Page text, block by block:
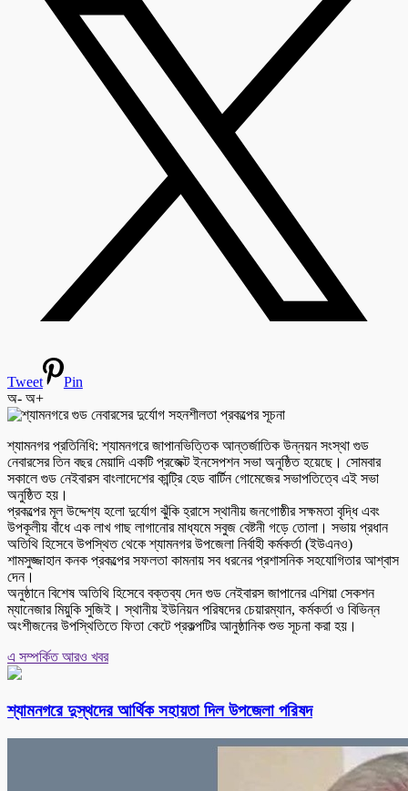
Tweet
Pin
অ- অ+
শ্যামনগর প্রতিনিধি: শ্যামনগরে জাপানভিত্তিক আন্তর্জাতিক উন্নয়ন সংস্থা গুড
নেবারসের তিন বছর মেয়াদি একটি প্রজেক্ট ইনসেপশন সভা অনুষ্ঠিত হয়েছে। সোমবার
সকালে গুড নেইবারস বাংলাদেশের কান্ট্রি হেড বার্টিন গোমেজের সভাপতিত্বে এই সভা
অনুষ্ঠিত হয়।
প্রকল্পের মূল উদ্দেশ্য হলো দুর্যোগ ঝুঁকি হ্রাসে স্থানীয় জনগোষ্ঠীর সক্ষমতা বৃদ্ধি এবং
উপকূলীয় বাঁধে এক লাখ গাছ লাগানোর মাধ্যমে সবুজ বেষ্টনী গড়ে তোলা। সভায় প্রধান
অতিথি হিসেবে উপস্থিত থেকে শ্যামনগর উপজেলা নির্বাহী কর্মকর্তা (ইউএনও)
শামসুজ্জাহান কনক প্রকল্পের সফলতা কামনায় সব ধরনের প্রশাসনিক সহযোগিতার আশ্বাস
দেন।
অনুষ্ঠানে বিশেষ অতিথি হিসেবে বক্তব্য দেন গুড নেইবারস জাপানের এশিয়া সেকশন
ম্যানেজার মিয়ুকি সুজিই। স্থানীয় ইউনিয়ন পরিষদের চেয়ারম্যান, কর্মকর্তা ও বিভিন্ন
অংশীজনের উপস্থিতিতে ফিতা কেটে প্রকল্পটির আনুষ্ঠানিক শুভ সূচনা করা হয়।
এ সম্পর্কিত আরও খবর
শ্যামনগরে দুস্থদের আর্থিক সহায়তা দিল উপজেলা পরিষদ